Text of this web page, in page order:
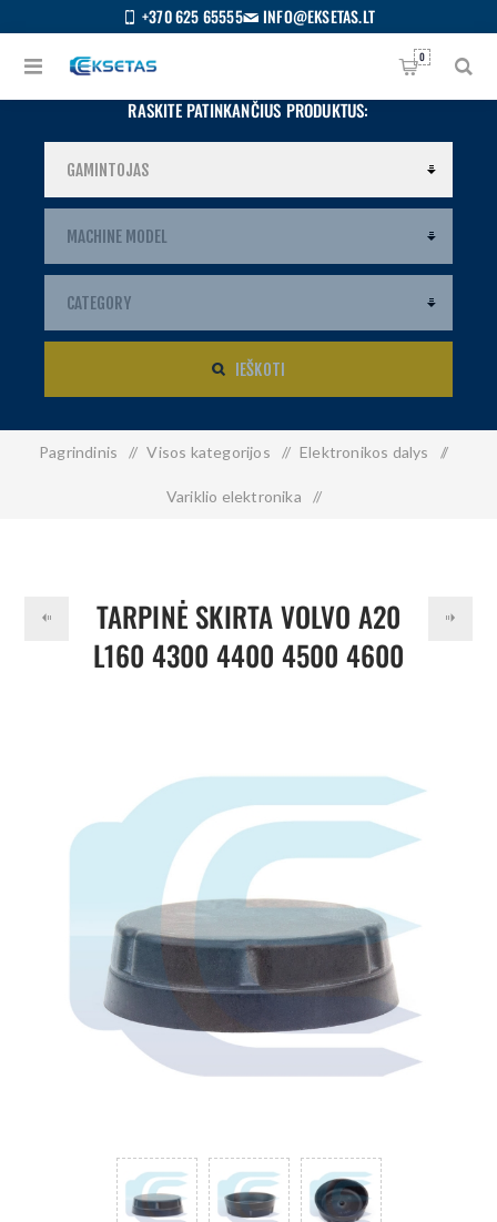
+370 625 65555 INFO@EKSETAS.LT
0
RASKITE PATINKANČIUS PRODUKTUS:
IEŠKOTI
Pagrindinis / Visos kategorijos / Elektronikos dalys /
Variklio elektronika /
TARPINĖ SKIRTA VOLVO A20
L160 4300 4400 4500 4600